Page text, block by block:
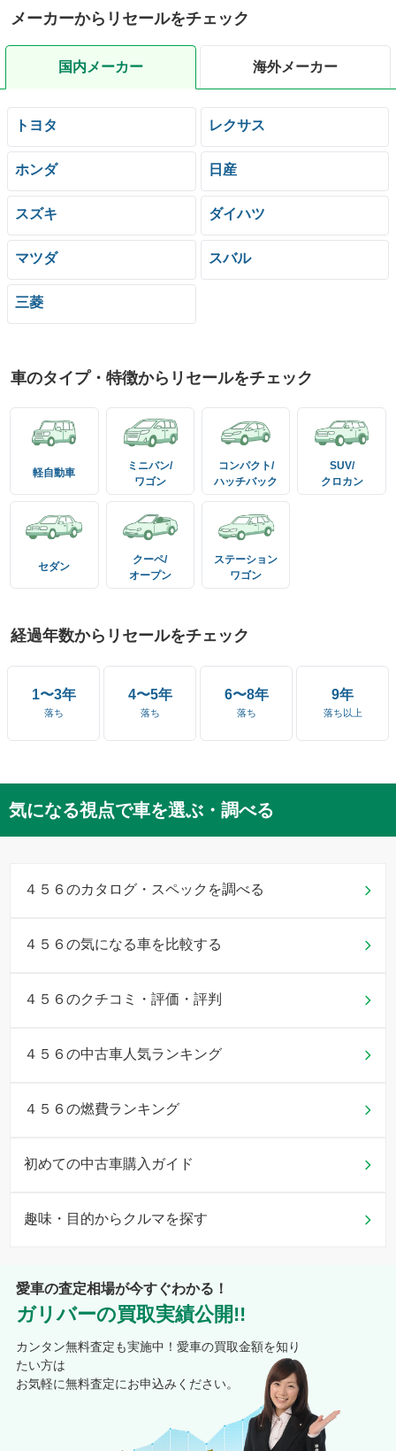
メーカーからリセールをチェック
国内メーカー 海外メーカー
トヨタ レクサス
ホンダ 日産
スズキ ダイハツ
マツダ スバル
三菱
車のタイプ・特徴からリセールをチェック
軽自動車
ミニバン/
ワゴン
コンパクト/
ハッチバック
SUV/
クロカン
セダン
クーペ/
オープン
ステーション
ワゴン
経過年数からリセールをチェック
1〜3年
落ち
4〜5年
落ち
6〜8年
落ち
9年
落ち以上
気になる視点で車を選ぶ・調べる
４５６のカタログ・スペックを調べる
４５６の気になる車を比較する
４５６のクチコミ・評価・評判
４５６の中古車人気ランキング
４５６の燃費ランキング
初めての中古車購入ガイド
趣味・目的からクルマを探す
愛車の査定相場が今すぐわかる！
ガリバーの買取実績公開!!
カンタン無料査定も実施中！愛車の買取金額を知り
たい方は
お気軽に無料査定にお申込みください。